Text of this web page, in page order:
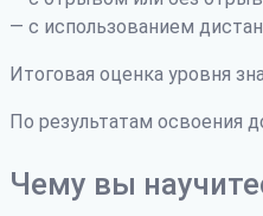
— с использованием
Итоговая оценка уровня
По результатам освоения
Чему вы